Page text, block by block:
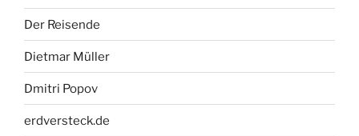
Der Reisende
Dietmar Müller
Dmitri Popov
erdversteck.de